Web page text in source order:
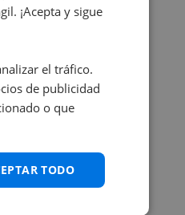
¡Acepta y sigue
el tráfico.
de publicidad
o que
TODO